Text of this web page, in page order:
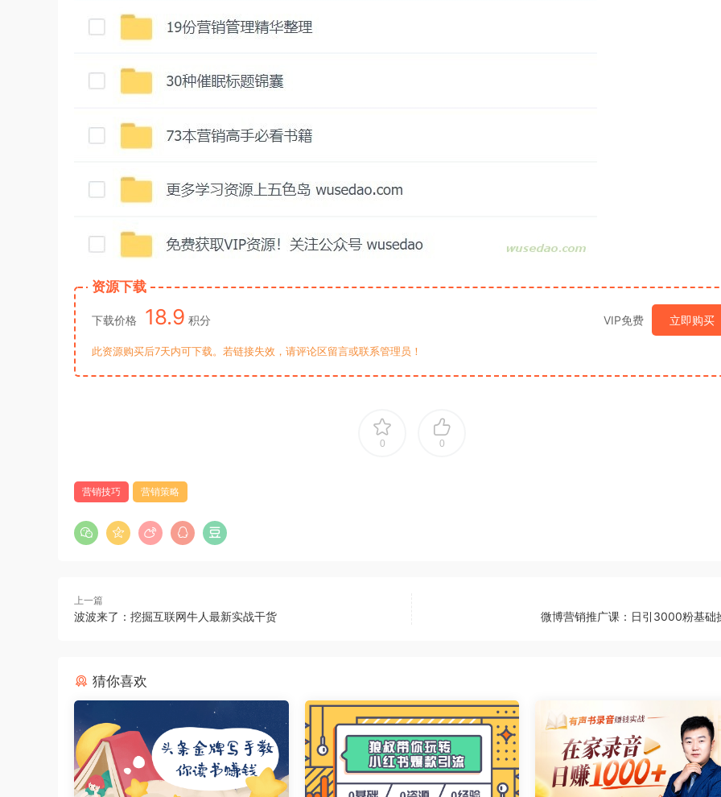
资源下载
下载价格 18.9 积分 VIP免费 立即购买
此资源购买后7天内可下载。若链接失效，请评论区留言或联系管理员！
0 0
营销技巧 营销策略
上一篇
波波来了：挖掘互联网牛人最新实战干货 微博营销推广课：日引3000粉基础
猜你喜欢